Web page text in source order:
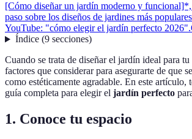
[Cómo diseñar un jardín moderno y funcional]*,
paso sobre los diseños de jardines más
YouTube: "cómo elegir el jardín perfecto 2026".
Índice(9 secciones)
Cuando se trata de diseñar el jardín ideal para
factores que considerar para asegurarte de que
como estéticamente agradable. En este artículo,
guía completa para elegir el jardín perfecto
1. Conoce tu espacio